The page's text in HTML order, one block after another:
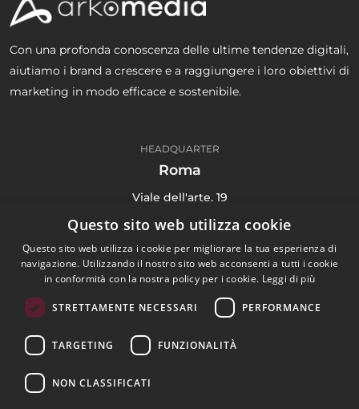
Con una profonda conoscenza delle ultime tendenze digitali,
aiutiamo i brand a crescere e a raggiungere i loro obiettivi di
marketing in modo efficace e sostenibile.
HEADQUARTER
Roma
Viale dell'arte, 19
00144 Roma Italy
Portfolio
Questo sito web utilizza cookie
Questo sito web utilizza i cookie per migliorare la tua esperienza di
navigazione. Utilizzando il nostro sito web acconsenti a tutti i cookie
in conformità con la nostra policy per i cookie. Leggi di più
STRETTAMENTE NECESSARI PERFORMANCE
TARGETING FUNZIONALITÀ
NON CLASSIFICATI